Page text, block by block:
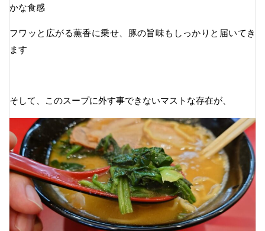
かな食感
フワッと広がる薫香に乗せ、豚の旨味もしっかりと届いてき
ます
そして、このスープに外す事できないマストな存在が、